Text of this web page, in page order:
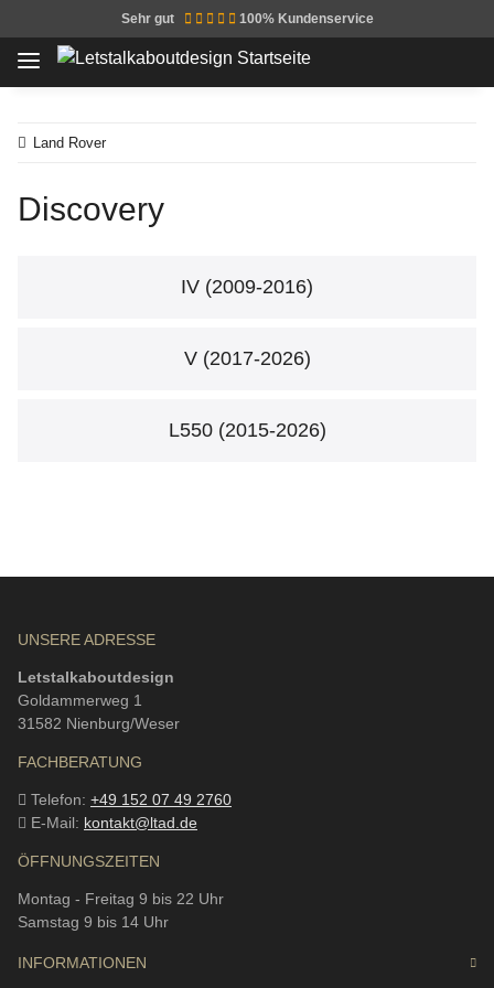
Sehr gut 100% Kundenservice
Land Rover
Discovery
IV (2009-2016)
V (2017-2026)
L550 (2015-2026)
UNSERE ADRESSE
Letstalkaboutdesign
Goldammerweg 1
31582 Nienburg/Weser
FACHBERATUNG
Telefon: +49 152 07 49 2760
E-Mail: kontakt@ltad.de
ÖFFNUNGSZEITEN
Montag - Freitag 9 bis 22 Uhr
Samstag 9 bis 14 Uhr
INFORMATIONEN